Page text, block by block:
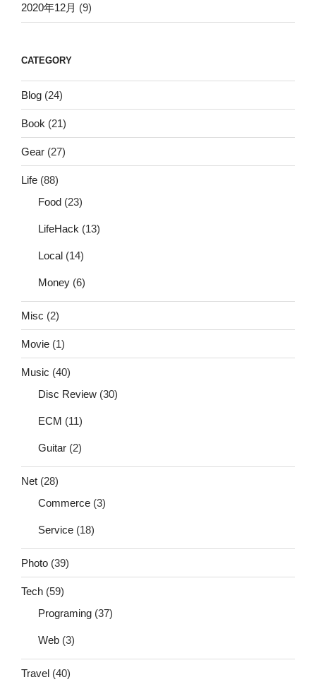
2020年12月 (9)
CATEGORY
Blog (24)
Book (21)
Gear (27)
Life (88)
Food (23)
LifeHack (13)
Local (14)
Money (6)
Misc (2)
Movie (1)
Music (40)
Disc Review (30)
ECM (11)
Guitar (2)
Net (28)
Commerce (3)
Service (18)
Photo (39)
Tech (59)
Programing (37)
Web (3)
Travel (40)